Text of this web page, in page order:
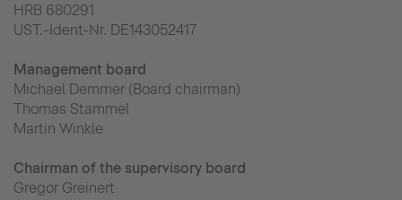
HRB 680291
UST.-Ident-Nr. DE143052417
Management board
Michael Demmer (Board chairman)
Thomas Stammel
Martin Winkle
Chairman of the supervisory board
Gregor Greinert